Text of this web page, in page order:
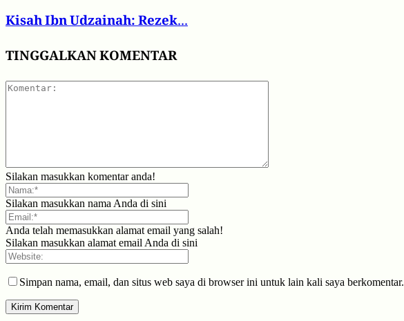
Kisah Ibn Udzainah: Rezek...
TINGGALKAN KOMENTAR
Silakan masukkan komentar anda!
Silakan masukkan nama Anda di sini
Anda telah memasukkan alamat email yang salah!
Silakan masukkan alamat email Anda di sini
Simpan nama, email, dan situs web saya di browser ini untuk lain kali saya berkomentar.